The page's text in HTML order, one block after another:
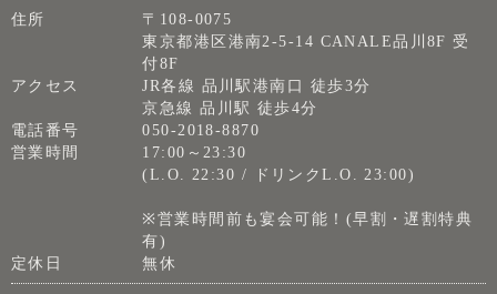
住所
〒108-0075
東京都港区港南2-5-14 CANALE品川8F 受
付8F
アクセス
JR各線 品川駅港南口 徒歩3分
京急線 品川駅 徒歩4分
電話番号
050-2018-8870
営業時間
17:00～23:30
(L.O. 22:30 / ドリンクL.O. 23:00)
※営業時間前も宴会可能！(早割・遅割特典
有)
定休日
無休